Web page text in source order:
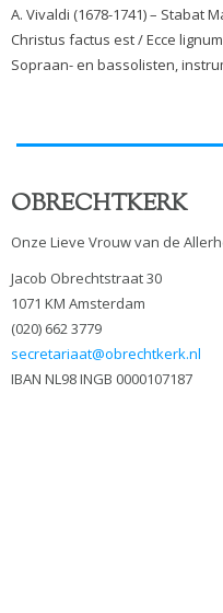
A. Vivaldi (1678-1741) – Stabat
Christus factus est / Ecce
Sopraan- en bassolisten,
OBRECHTKERK
Onze Lieve Vrouw van de
Jacob Obrechtstraat 30
1071 KM Amsterdam
(020) 662 3779
secretariaat@obrechtkerk.nl
IBAN NL98 INGB 0000107187